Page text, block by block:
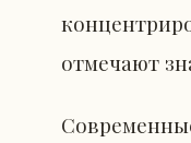
отмечают